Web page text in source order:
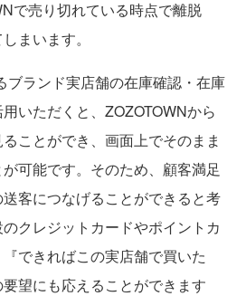
で売り切れている時点で離脱
まいます。
ランド実店舗の在庫確認・在庫
いただくと、ZOZOTOWNから
ことができ、画面上でそのまま
可能です。そのため、顧客満足
客につなげることができると考
クレジットカードやポイントカ
できればこの実店舗で買いた
望にも応えることができます